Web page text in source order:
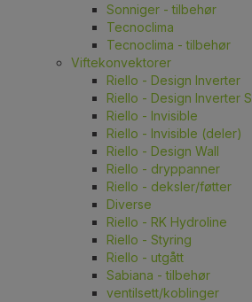
Sonniger - tilbehør
Tecnoclima
Tecnoclima - tilbehør
Viftekonvektorer
Riello - Design Inverter
Riello - Design Inverter S
Riello - Invisible
Riello - Invisible (deler)
Riello - Design Wall
Riello - dryppanner
Riello - deksler/føtter
Diverse
Riello - RK Hydroline
Riello - Styring
Riello - utgått
Sabiana - tilbehør
ventilsett/koblinger